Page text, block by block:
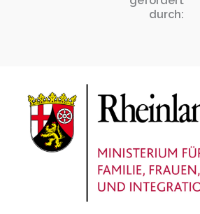
durch: